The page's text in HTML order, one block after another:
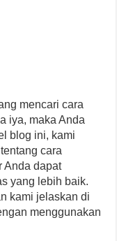
mencari cara
iya, maka Anda
blog ini, kami
cara
Anda dapat
yang lebih baik.
kami jelaskan di
menggunakan